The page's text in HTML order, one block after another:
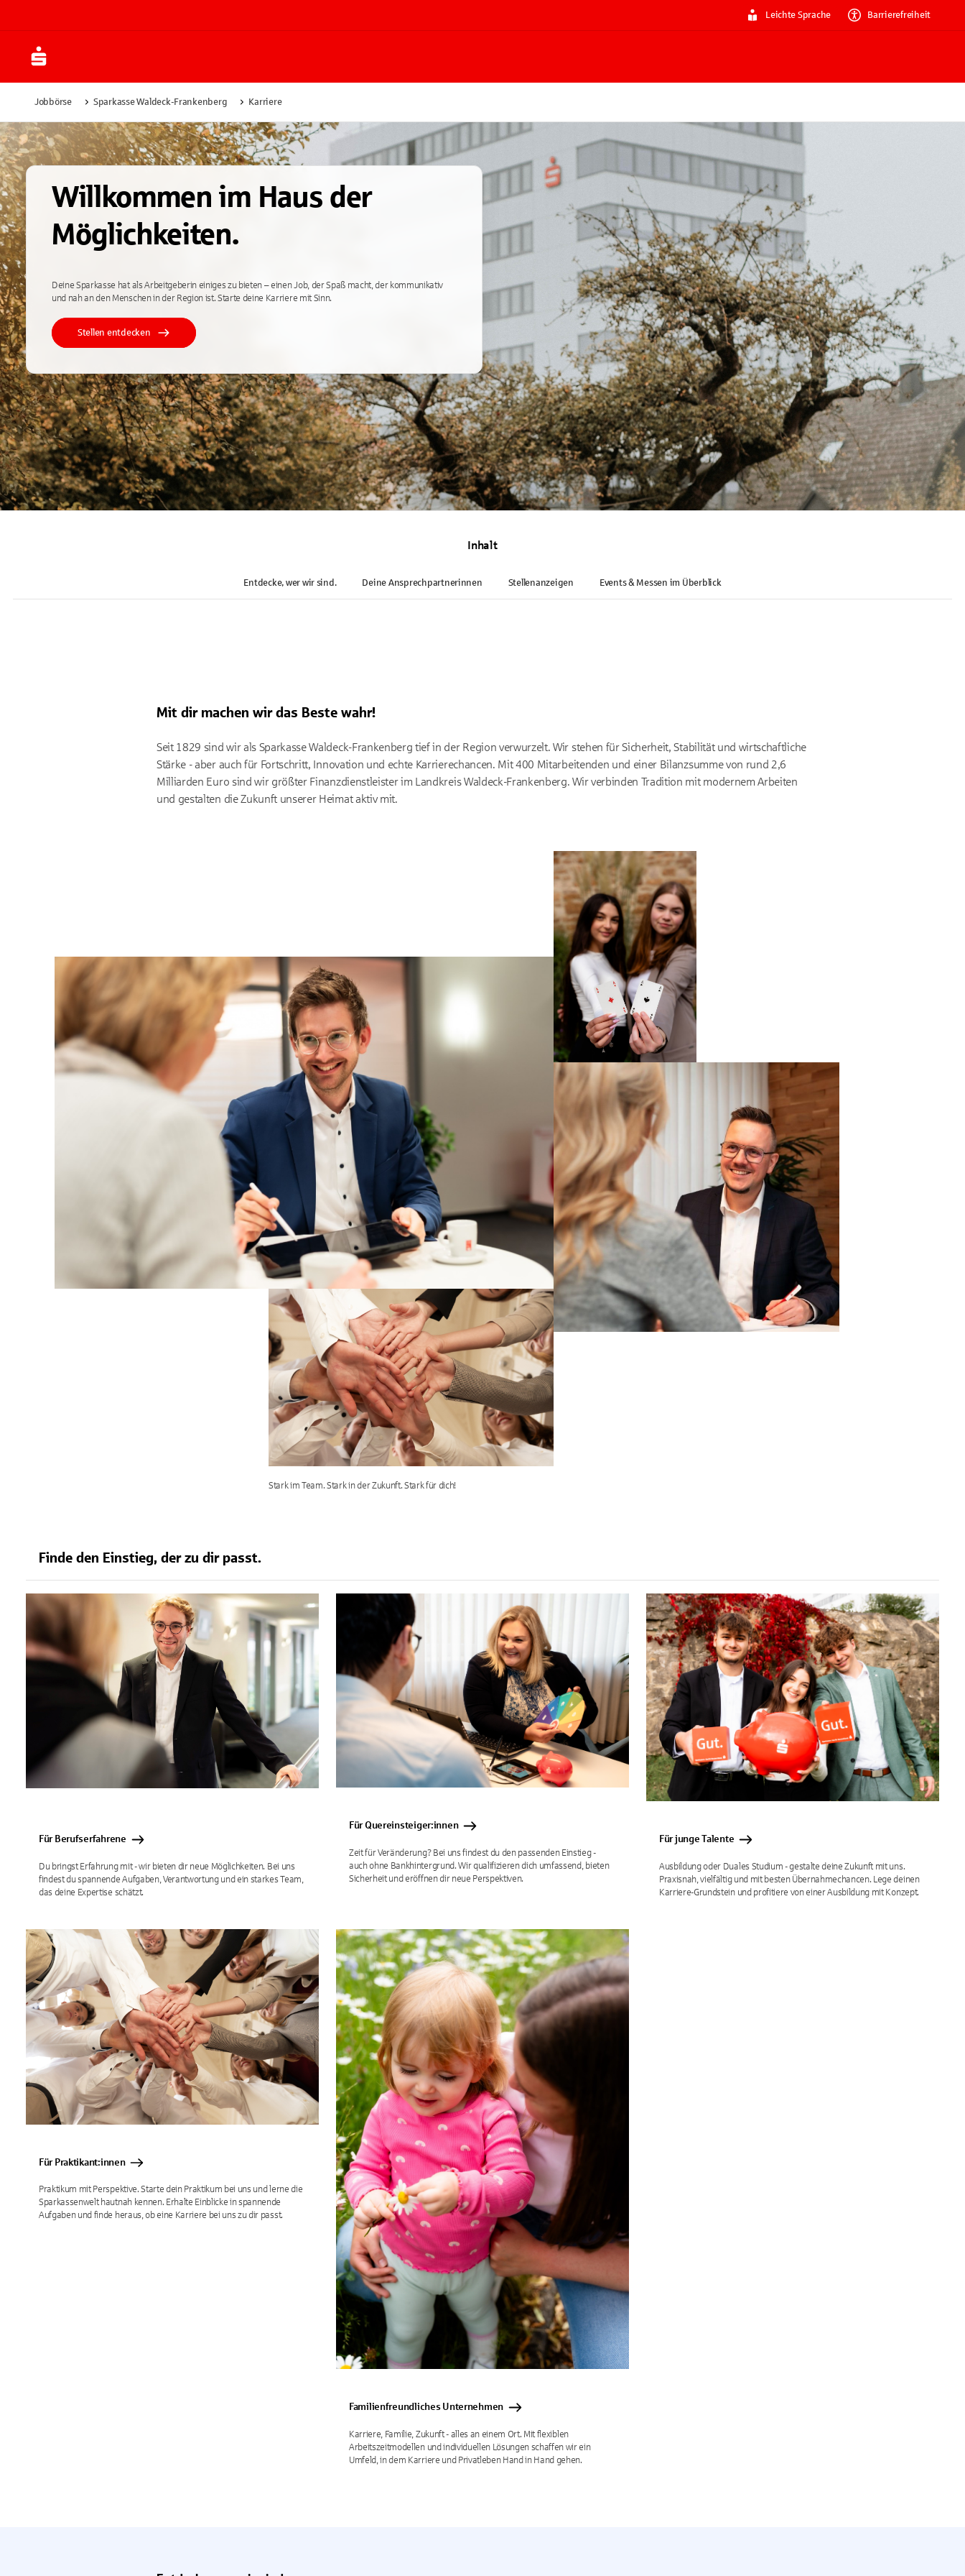
Leichte Sprache Barrierefreiheit
Jobbörse Sparkasse Waldeck-Frankenberg Karriere
Willkommen im Haus der
Möglichkeiten.
Deine Sparkasse hat als Arbeitgeberin einiges zu bieten – einen Job, der Spaß macht, der kommunikativ
und nah an den Menschen in der Region ist. Starte deine Karriere mit Sinn.
Stellen entdecken
Inhalt
Entdecke, wer wir sind. Deine Ansprechpartnerinnen Stellenanzeigen Events & Messen im Überblick
Mit dir machen wir das Beste wahr!
Seit 1829 sind wir als Sparkasse Waldeck-Frankenberg tief in der Region verwurzelt. Wir stehen für Sicherheit, Stabilität und wirtschaftliche
Stärke - aber auch für Fortschritt, Innovation und echte Karrierechancen. Mit 400 Mitarbeitenden und einer Bilanzsumme von rund 2,6
Milliarden Euro sind wir größter Finanzdienstleister im Landkreis Waldeck-Frankenberg. Wir verbinden Tradition mit modernem Arbeiten
und gestalten die Zukunft unserer Heimat aktiv mit.
Stark im Team. Stark in der Zukunft. Stark für dich!
Finde den Einstieg, der zu dir passt.
Für Berufserfahrene
Du bringst Erfahrung mit - wir bieten dir neue Möglichkeiten. Bei uns
findest du spannende Aufgaben, Verantwortung und ein starkes Team,
das deine Expertise schätzt.
Für Quereinsteiger:innen
Zeit für Veränderung? Bei uns findest du den passenden Einstieg -
auch ohne Bankhintergrund. Wir qualifizieren dich umfassend, bieten
Sicherheit und eröffnen dir neue Perspektiven.
Für junge Talente
Ausbildung oder Duales Studium - gestalte deine Zukunft mit uns.
Praxisnah, vielfältig und mit besten Übernahmechancen. Lege deinen
Karriere-Grundstein und profitiere von einer Ausbildung mit Konzept.
Für Praktikant:innen
Praktikum mit Perspektive. Starte dein Praktikum bei uns und lerne die
Sparkassenwelt hautnah kennen. Erhalte Einblicke in spannende
Aufgaben und finde heraus, ob eine Karriere bei uns zu dir passt.
Familienfreundliches Unternehmen
Karriere, Familie, Zukunft - alles an einem Ort. Mit flexiblen
Arbeitszeitmodellen und individuellen Lösungen schaffen wir ein
Umfeld, in dem Karriere und Privatleben Hand in Hand gehen.